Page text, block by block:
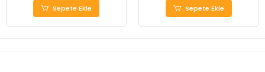
Sepete Ekle Sepete Ekle